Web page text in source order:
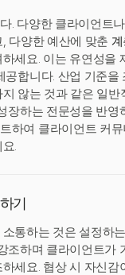
. 다양한 클라이언트
다양한 예산에 맞춘
세요. 이는 유연성을
공합니다. 산업 기준을
않는 것과 같은 일반
장하는 전문성을 반영
하여 클라이언트 커
.
기
통하는 것은 설정하
조하며 클라이언트가
세요. 협상 시 자신감